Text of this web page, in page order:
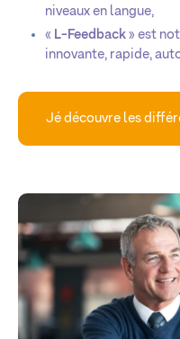
niveaux en langue,
« L-Feedback » est
innovante, rapide,
Jé découvre les